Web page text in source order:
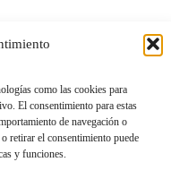
como las cookies para
El consentimiento para estas
de navegación o
retirar el consentimiento puede
y funciones.